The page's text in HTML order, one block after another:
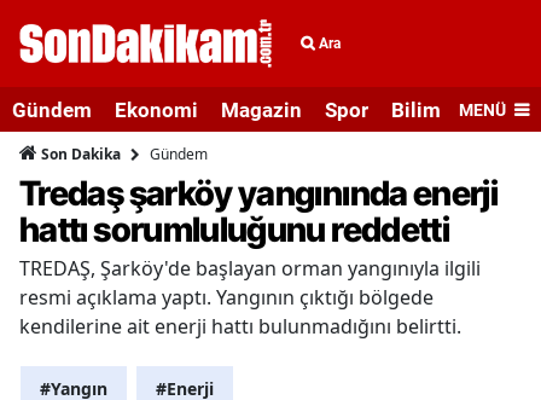
Ara
Gündem Ekonomi Magazin Spor Bilim veMENÜ
Son Dakika Gündem
Tredaş şarköy yangınında enerji
hattı sorumluluğunu reddetti
TREDAŞ, Şarköy'de başlayan orman yangınıyla ilgili
resmi açıklama yaptı. Yangının çıktığı bölgede
kendilerine ait enerji hattı bulunmadığını belirtti.
#Yangın #Enerji